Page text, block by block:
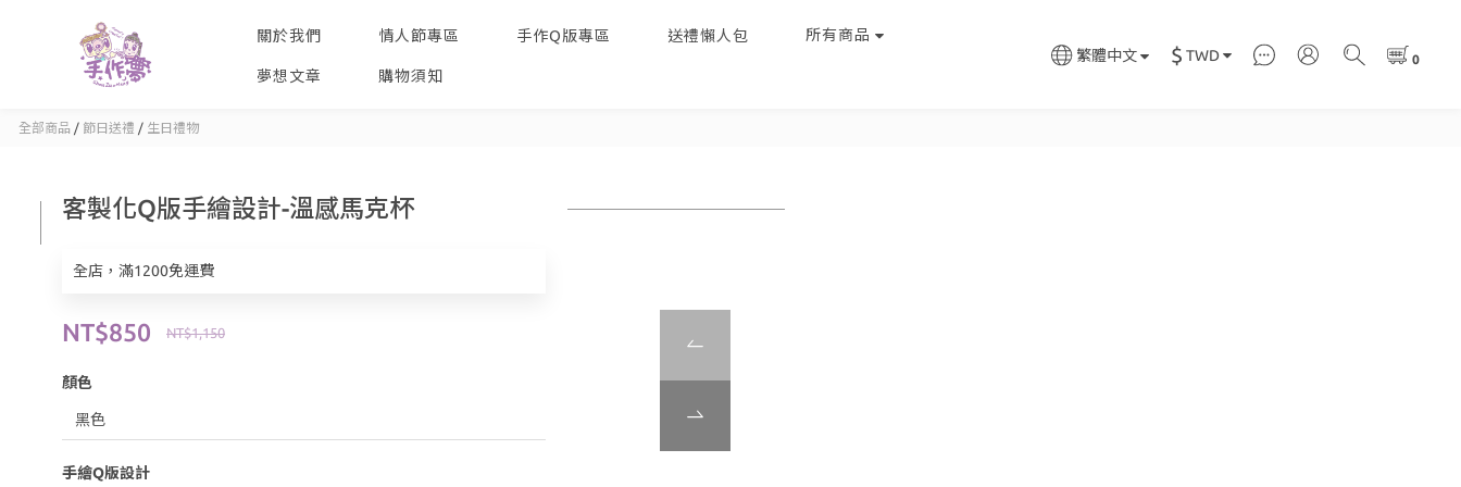
關於我們 情人節專區 手作Q版專區 送禮懶人包 所有商品
夢想文章 購物須知
繁體中文 $ TWD
全部商品 / 節日送禮 / 生日禮物
客製化Q版手繪設計-溫感馬克杯
全店，滿1200免運費
NT$1,150
NT$850
顏色
手繪Q版設計